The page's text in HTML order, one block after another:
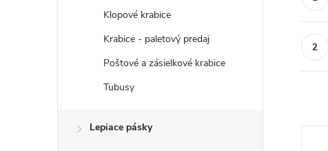
Klopové krabice
Krabice - paletový predaj
Poštové a zásielkové krabice
Tubusy
Lepiace pásky